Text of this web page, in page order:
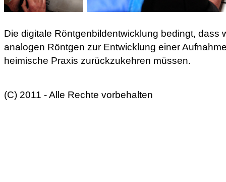
Die digitale Röntgenbildentwicklung bedingt, dass
analogen Röntgen zur Entwicklung einer
heimische Praxis zurückzukehren müssen.
(C) 2011 - Alle Rechte vorbehalten